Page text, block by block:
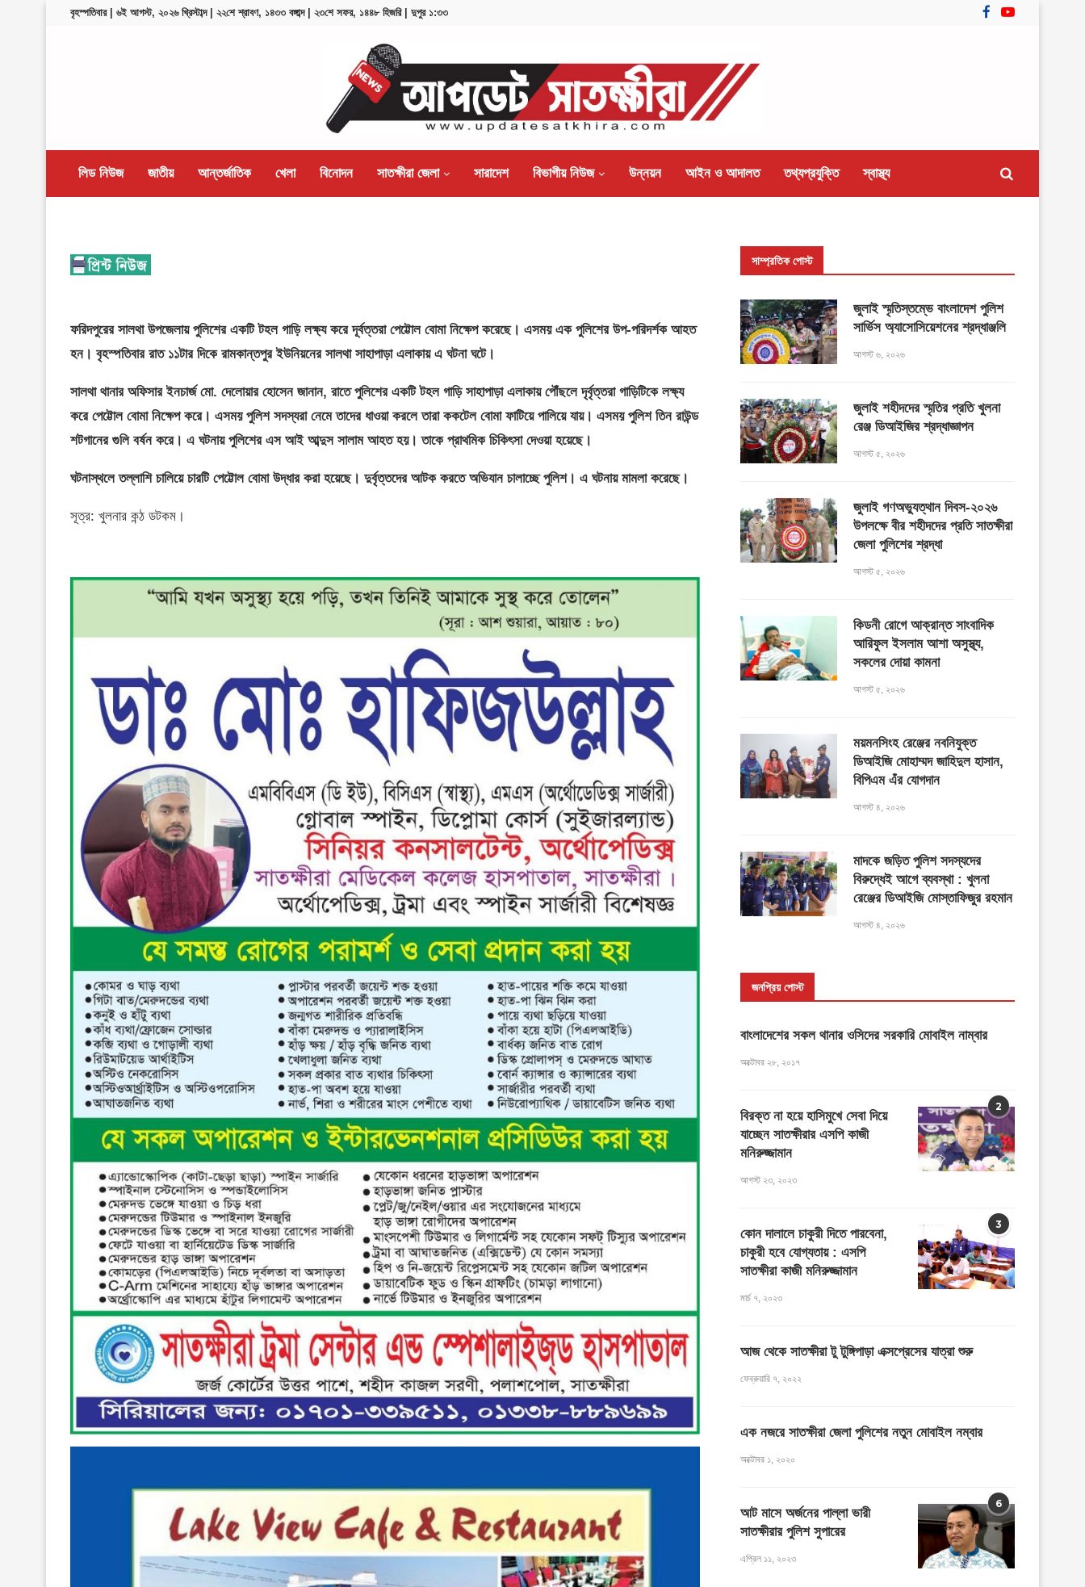
বৃহস্পতিবার | ৬ই আগস্ট, ২০২৬ খ্রিস্টাব্দ | ২২শে শ্রাবণ, ১৪৩৩ বঙ্গাব্দ | ২৩শে সফর, ১৪৪৮ হিজরি | দুপুর ১:৩৩
লিড নিউজ জাতীয় আন্তর্জাতিক খেলা বিনোদন সাতক্ষীরা জেলা সারাদেশ বিভাগীয় নিউজ উন্নয়ন আইন ও আদালত তথ্যপ্রযুক্তি স্বাস্থ্য
ফরিদপুরের সালথা উপজেলায় পুলিশের একটি টহল গাড়ি লক্ষ্য করে দূর্বত্তরা পেট্টোল বোমা নিক্ষেপ করেছে। এসময় এক পুলিশের উপ-পরিদর্শক আহত
হন। বৃহস্পতিবার রাত ১১টার দিকে রামকান্তপুর ইউনিয়নের সালথা সাহাপাড়া এলাকায় এ ঘটনা ঘটে।
সালথা থানার অফিসার ইনচার্জ মো. দেলোয়ার হোসেন জানান, রাতে পুলিশের একটি টহল গাড়ি সাহাপাড়া এলাকায় পৌঁছলে দৃর্বৃত্তরা গাড়িটিকে লক্ষ্য
করে পেট্টোল বোমা নিক্ষেপ করে। এসময় পুলিশ সদস্যরা নেমে তাদের ধাওয়া করলে তারা ককটেল বোমা ফাটিয়ে পালিয়ে যায়। এসময় পুলিশ তিন রাউন্ড
শটগানের গুলি বর্ষন করে। এ ঘটনায় পুলিশের এস আই আব্দুস সালাম আহত হয়। তাকে প্রাথমিক চিকিৎসা দেওয়া হয়েছে।
ঘটনাস্থলে তল্লাশি চালিয়ে চারটি পেট্টোল বোমা উদ্ধার করা হয়েছে। দুর্বৃত্তদের আটক করতে অভিযান চালাচ্ছে পুলিশ। এ ঘটনায় মামলা করেছে।
সূত্র: খুলনার কন্ঠ ডটকম।
সাম্প্রতিক পোস্ট
জুলাই স্মৃতিস্তম্ভে বাংলাদেশ পুলিশ
সার্ভিস অ্যাসোসিয়েশনের শ্রদ্ধাঞ্জলি
আগস্ট ৬, ২০২৬
জুলাই শহীদদের স্মৃতির প্রতি খুলনা
রেঞ্জ ডিআইজির শ্রদ্ধাজ্ঞাপন
আগস্ট ৫, ২০২৬
জুলাই গণঅভ্যুত্থান দিবস-২০২৬
উপলক্ষে বীর শহীদদের প্রতি সাতক্ষীরা
জেলা পুলিশের শ্রদ্ধা
আগস্ট ৫, ২০২৬
কিডনী রোগে আক্রান্ত সাংবাদিক
আরিফুল ইসলাম আশা অসুস্থ্য,
সকলের দোয়া কামনা
আগস্ট ৫, ২০২৬
ময়মনসিংহ রেঞ্জের নবনিযুক্ত
ডিআইজি মোহাম্মদ জাহিদুল হাসান,
বিপিএম এঁর যোগদান
আগস্ট ৪, ২০২৬
মাদকে জড়িত পুলিশ সদস্যদের
বিরুদ্ধেই আগে ব্যবস্থা : খুলনা
রেঞ্জের ডিআইজি মোস্তাফিজুর রহমান
আগস্ট ৪, ২০২৬
জনপ্রিয় পোস্ট
বাংলাদেশের সকল থানার ওসিদের সরকারি মোবাইল নাম্বার
অক্টোবর ২৮, ২০১৭
2
বিরক্ত না হয়ে হাসিমুখে সেবা দিয়ে
যাচ্ছেন সাতক্ষীরার এসপি কাজী
মনিরুজ্জামান
আগস্ট ২৩, ২০২৩
3
কোন দালালে চাকুরী দিতে পারবেনা,
চাকুরী হবে যোগ্যতায় : এসপি
সাতক্ষীরা কাজী মনিরুজ্জামান
মার্চ ৭, ২০২৩
আজ থেকে সাতক্ষীরা টু টুঙ্গিপাড়া এক্সপ্রেসের যাত্রা শুরু
ফেব্রুয়ারি ৭, ২০২২
এক নজরে সাতক্ষীরা জেলা পুলিশের নতুন মোবাইল নম্বার
অক্টোবর ১, ২০২০
6
আট মাসে অর্জনের পাল্লা ভারী
সাতক্ষীরার পুলিশ সুপারের
এপ্রিল ১১, ২০২৩